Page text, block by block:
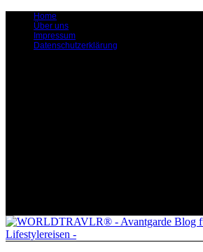
Home
Über uns
Impressum
Datenschutzerklärung